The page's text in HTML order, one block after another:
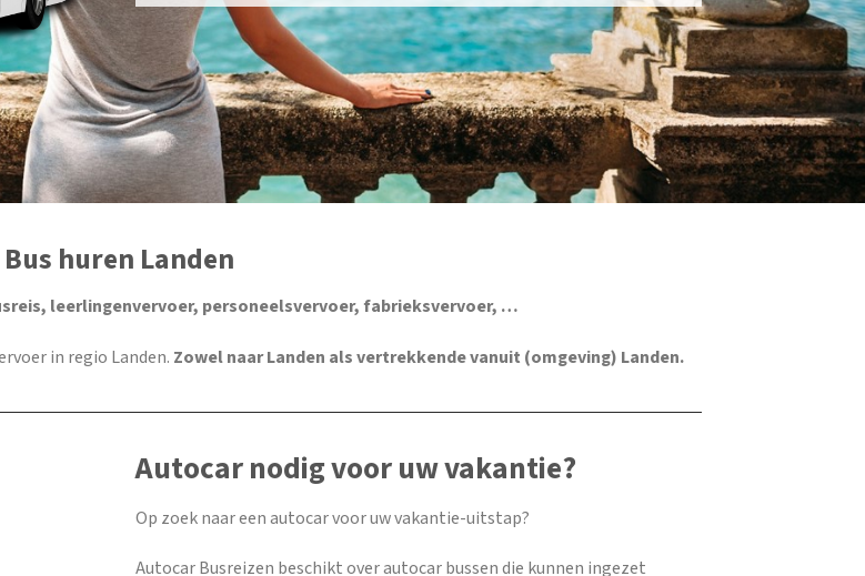
Bus huren Landen
leerlingenvervoer, personeelsvervoer, fabrieksvervoer, …
in regio Landen. Zowel naar Landen als vertrekkende vanuit (omgeving) Landen.
Autocar nodig voor uw vakantie?
Op zoek naar een autocar voor uw vakantie-uitstap?
Autocar Busreizen beschikt over autocar bussen die kunnen ingezet